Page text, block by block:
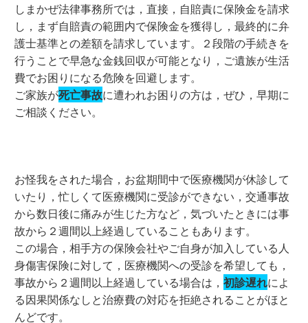
しまかぜ法律事務所では，直接，自賠責に保険金を請求
し，まず自賠責の範囲内で保険金を獲得し，最終的に弁
護士基準との差額を請求しています。２段階の手続きを
行うことで早急な金銭回収が可能となり，ご遺族が生活
費でお困りになる危険を回避します。
ご家族が死亡事故に遭われお困りの方は，ぜひ，早期に
ご相談ください。
お怪我をされた場合，お盆期間中で医療機関が休診して
いたり，忙しくて医療機関に受診ができない，交通事故
から数日後に痛みが生じた方など，気づいたときには事
故から２週間以上経過していることもあります。
この場合，相手方の保険会社やご自身が加入している人
身傷害保険に対して，医療機関への受診を希望しても，
事故から２週間以上経過している場合は，初診遅れによ
る因果関係なしと治療費の対応を拒絶されることがほと
んどです。